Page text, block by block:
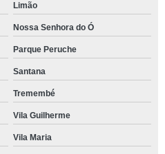
Limão
Nossa Senhora do Ó
Parque Peruche
Santana
Tremembé
Vila Guilherme
Vila Maria